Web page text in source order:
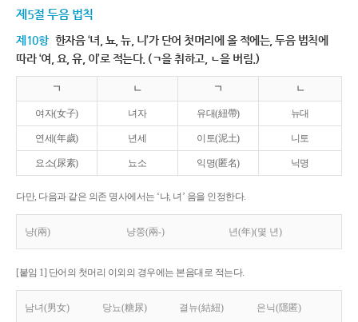
제5절 두음 법칙
제10항 한자음 ‘녀, 뇨, 뉴, 니’가 단어 첫머리에 올 적에는, 두음 법칙에
따라 ‘여, 요, 유, 이’로 적는다. (ㄱ을 취하고, ㄴ을 버림.)
ㄱ ㄴ ㄱ ㄴ
여자(女子) 녀자 유대(紐帶) 뉴대
연세(年歲) 년세 이토(泥土) 니토
요소(尿素) 뇨소 익명(匿名) 닉명
다만, 다음과 같은 의존 명사에서는 ‘냐, 녀’ 음을 인정한다.
냥(兩) 냥쭝(兩-) 년(年)(몇 년)
[붙임 1] 단어의 첫머리 이외의 경우에는 본음대로 적는다.
남녀(男女) 당뇨(糖尿) 결뉴(結紐) 은닉(隱匿)